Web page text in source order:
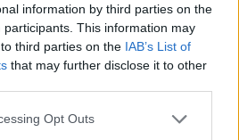
information by third parties on the
participants. This information may
third parties on the IAB’s List of
that may further disclose it to other
app uses one or more Google
Opt Outs
hírek
napja - július 30-ra
erőforrásait